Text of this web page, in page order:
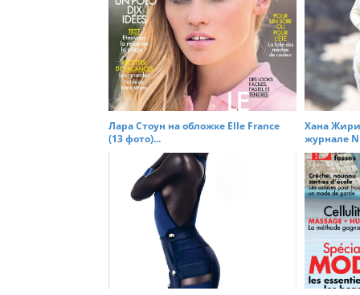
a
a
tЛара Стоун на обложке Elle France
(13 фото)...
Хана
журнале